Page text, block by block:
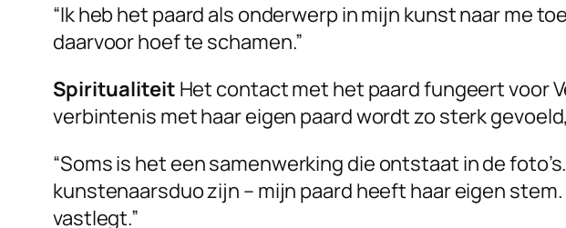
“Ik heb het paard als onderwerp in mijn kunst naar me
daarvoor hoef te schamen.”
Spiritualiteit Het contact met het paard fungeert voor
verbintenis met haar eigen paard wordt zo sterk
“Soms is het een samenwerking die ontstaat in de
kunstenaarsduo zijn – mijn paard heeft haar eigen
vastlegt.”